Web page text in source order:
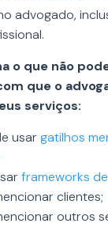
advogado,
o que não
que o
serviços:
usargatilhos
frameworks
clientes;
outros